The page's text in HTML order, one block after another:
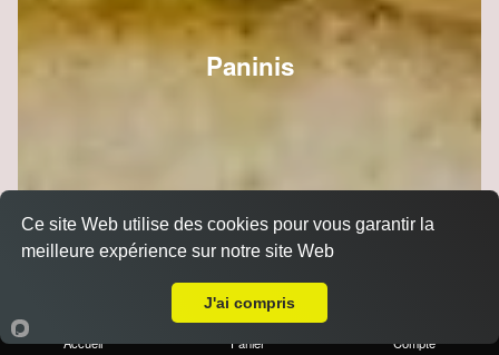
Paninis
Accueil Panier Compte
Ce site Web utilise des cookies pour vous garantir la
meilleure expérience sur notre site Web
J'ai compris